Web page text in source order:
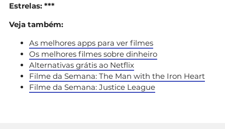
Estrelas: ***
Veja também:
As melhores apps para ver filmes
Os melhores filmes sobre dinheiro
Alternativas grátis ao Netflix
Filme da Semana: The Man with the Iron Heart
Filme da Semana: Justice League